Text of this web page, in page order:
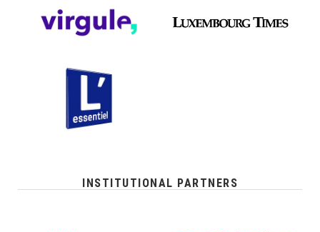
INSTITUTIONAL PARTNERS